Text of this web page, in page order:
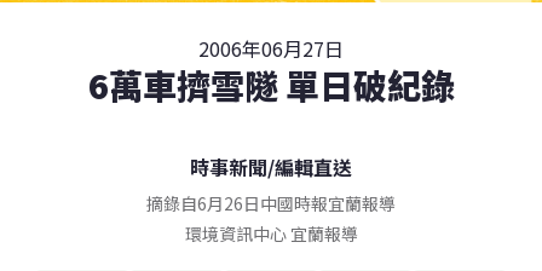
2006年06月27日
6萬車擠雪隧 單日破紀錄
時事新聞/編輯直送
摘錄自6月26日中國時報宜蘭報導
環境資訊中心 宜蘭報導